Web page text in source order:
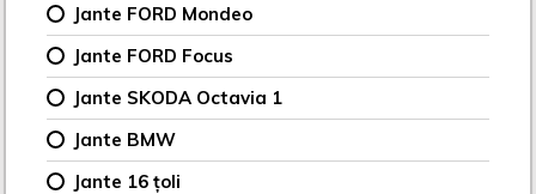
Jante FORD Mondeo
Jante FORD Focus
Jante SKODA Octavia 1
Jante BMW
Jante 16 țoli